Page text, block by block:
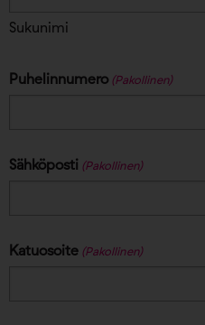
Sukunimi
Puhelinnumero (Pakollinen)
Sähköposti (Pakollinen)
Katuosoite (Pakollinen)